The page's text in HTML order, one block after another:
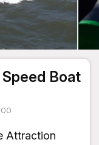
Boat
Attraction